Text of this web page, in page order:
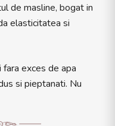
de masline, bogat in
elasticitatea si
exces de apa
si pieptanati. Nu